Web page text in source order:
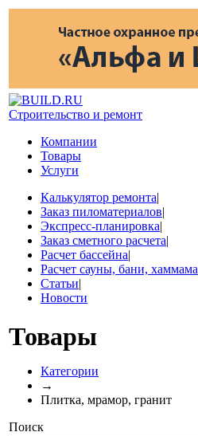
Строительство и ремонт
Компании
Товары
Услуги
Калькулятор ремонта|
Заказ пиломатериалов|
Экспресс-планировка|
Заказ сметного расчета|
Расчет бассейна|
Расчет сауны, бани, хаммама
Статьи|
Новости
Товары
Категории
→
Плитка, мрамор, гранит
Поиск